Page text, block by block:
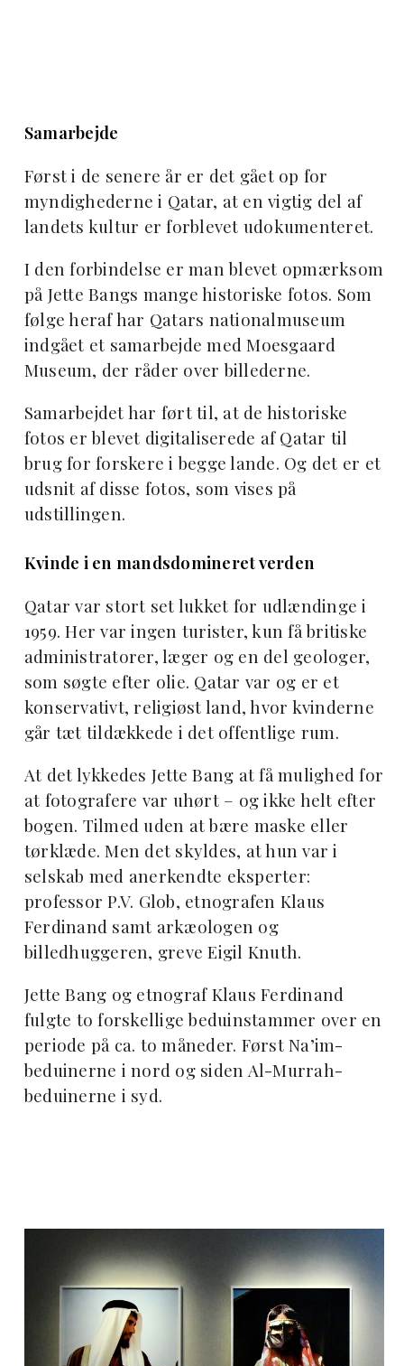
Samarbejde
Først i de senere år er det gået op for
myndighederne i Qatar, at en vigtig del af
landets kultur er forblevet udokumenteret.
I den forbindelse er man blevet opmærksom
på Jette Bangs mange historiske fotos. Som
følge heraf har Qatars nationalmuseum
indgået et samarbejde med Moesgaard
Museum, der råder over billederne.
Samarbejdet har ført til, at de historiske
fotos er blevet digitaliserede af Qatar til
brug for forskere i begge lande. Og det er et
udsnit af disse fotos, som vises på
udstillingen.
Kvinde i en mandsdomineret verden
Qatar var stort set lukket for udlændinge i
1959. Her var ingen turister, kun få britiske
administratorer, læger og en del geologer,
som søgte efter olie. Qatar var og er et
konservativt, religiøst land, hvor kvinderne
går tæt tildækkede i det offentlige rum.
At det lykkedes Jette Bang at få mulighed for
at fotografere var uhørt – og ikke helt efter
bogen. Tilmed uden at bære maske eller
tørklæde. Men det skyldes, at hun var i
selskab med anerkendte eksperter:
professor P.V. Glob, etnografen Klaus
Ferdinand samt arkæologen og
billedhuggeren, greve Eigil Knuth.
Jette Bang og etnograf Klaus Ferdinand
fulgte to forskellige beduinstammer over en
periode på ca. to måneder. Først Na’im-
beduinerne i nord og siden Al-Murrah-
beduinerne i syd.